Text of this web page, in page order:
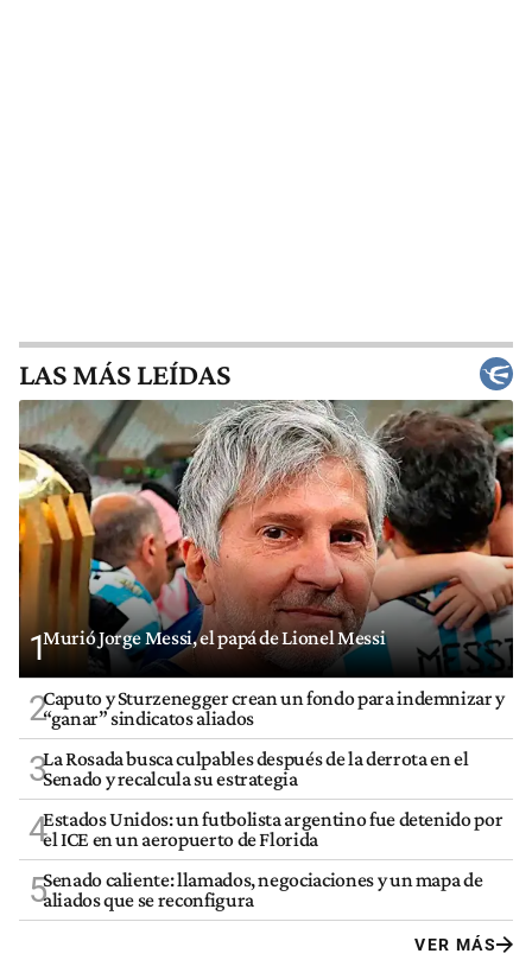
LAS MÁS LEÍDAS
1Murió Jorge Messi, el papá de Lionel Messi
2Caputo y Sturzenegger crean un fondo para indemnizar y
“ganar” sindicatos aliados
3La Rosada busca culpables después de la derrota en el
Senado y recalcula su estrategia
4Estados Unidos: un futbolista argentino fue detenido por
el ICE en un aeropuerto de Florida
5Senado caliente: llamados, negociaciones y un mapa de
aliados que se reconfigura
VER MÁS